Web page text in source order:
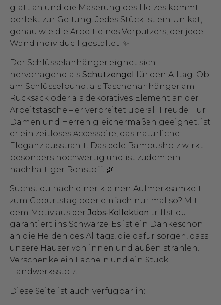
glatt an und die Maserung des Holzes kommt
perfekt zur Geltung. Jedes Stück ist ein Unikat,
genau wie die Arbeit eines Verputzers, der jede
Wand individuell gestaltet. ✨
Der Schlüsselanhänger eignet sich
hervorragend als Schutzengel für den Alltag. Ob
am Schlüsselbund, als Taschenanhänger am
Rucksack oder als dekoratives Element an der
Arbeitstasche – er verbreitet überall Freude. Für
Damen und Herren gleichermaßen geeignet, ist
er ein zeitloses Accessoire, das natürliche
Eleganz ausstrahlt. Das edle Bambusholz wirkt
besonders hochwertig und ist zudem ein
nachhaltiger Rohstoff. 🌿
Suchst du nach einer kleinen Aufmerksamkeit
zum Geburtstag oder einfach nur mal so? Mit
dem Motiv aus der Jobs-Kollektion triffst du
garantiert ins Schwarze. Es ist ein Dankeschön
an die Helden des Alltags, die dafür sorgen, dass
unsere Häuser von innen und außen strahlen.
Verschenke ein Lächeln und ein Stück
Handwerksstolz!
Diese Seite ist auch verfügbar in: